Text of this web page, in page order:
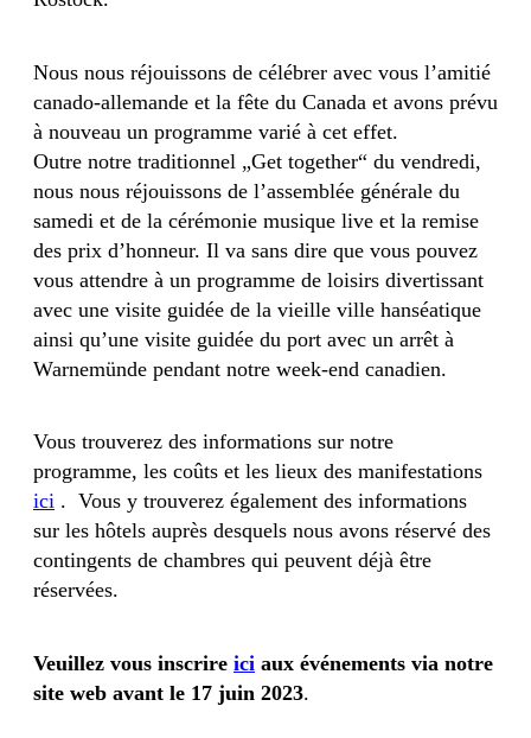
Nous nous réjouissons de célébrer avec vous l’amitié
canado-allemande et la fête du Canada et avons prévu
à nouveau un programme varié à cet effet.
Outre notre traditionnel „Get together“ du vendredi,
nous nous réjouissons de l’assemblée générale du
samedi et de la cérémonie musique live et la remise
des prix d’honneur. Il va sans dire que vous pouvez
vous attendre à un programme de loisirs divertissant
avec une visite guidée de la vieille ville hanséatique
ainsi qu’une visite guidée du port avec un arrêt à
Warnemünde pendant notre week-end canadien.
Vous trouverez des informations sur notre
programme, les coûts et les lieux des manifestations
ici . Vous y trouverez également des informations
sur les hôtels auprès desquels nous avons réservé des
contingents de chambres qui peuvent déjà être
réservées.
Veuillez vous inscrire ici aux événements via notre
site web avant le 17 juin 2023.